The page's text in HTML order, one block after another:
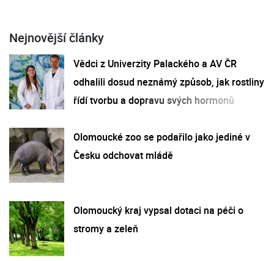
Nejnovější články
Vědci z Univerzity Palackého a AV ČR
odhalili dosud neznámý způsob, jak rostliny
řídí tvorbu a dopravu svých hormonů
Olomoucké zoo se podařilo jako jediné v
Česku odchovat mládě
Olomoucký kraj vypsal dotaci na péči o
stromy a zeleň